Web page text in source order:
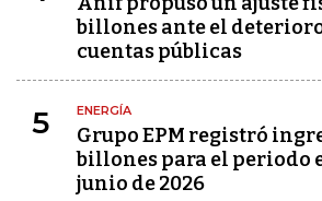
billones ante el
cuentas públicas
5 ENERGÍA
Grupo EPM registró
billones para el periodo
junio de 2026